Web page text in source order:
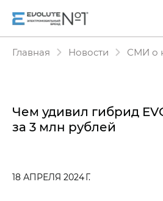
Главная Новости СМИ о
Чем удивил гибрид
за 3 млн рублей
18 АПРЕЛЯ 2024 Г.